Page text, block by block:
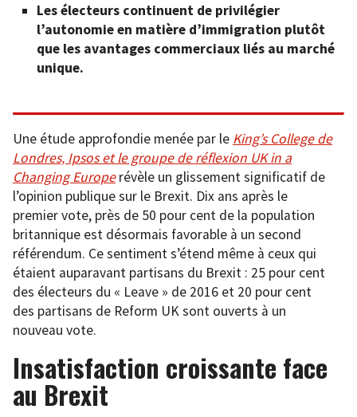
Les électeurs continuent de privilégier
l’autonomie en matière d’immigration plutôt
que les avantages commerciaux liés au marché
unique.
Une étude approfondie menée par le King’s College de
Londres, Ipsos et le groupe de réflexion UK in a
Changing Europerévèle un glissement significatif de
l’opinion publique sur le Brexit. Dix ans après le
premier vote, près de 50 pour cent de la population
britannique est désormais favorable à un second
référendum. Ce sentiment s’étend même à ceux qui
étaient auparavant partisans du Brexit : 25 pour cent
des électeurs du « Leave » de 2016 et 20 pour cent
des partisans de Reform UK sont ouverts à un
nouveau vote.
Insatisfaction croissante face
au Brexit